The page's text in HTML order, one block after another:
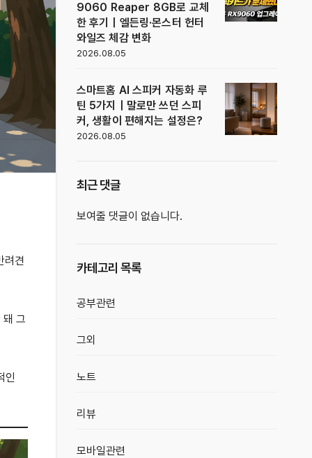
려견
돼 그
인
9060 Reaper 8GB로 교체
한 후기｜엘든링·몬스터 헌터
와일즈 체감 변화
2026.08.05
스마트홈 AI 스피커 자동화 루
틴 5가지｜말로만 쓰던 스피
커, 생활이 편해지는 설정은?
2026.08.05
최근 댓글
보여줄 댓글이 없습니다.
카테고리 목록
공부관련
그외
노트
리뷰
모바일관련